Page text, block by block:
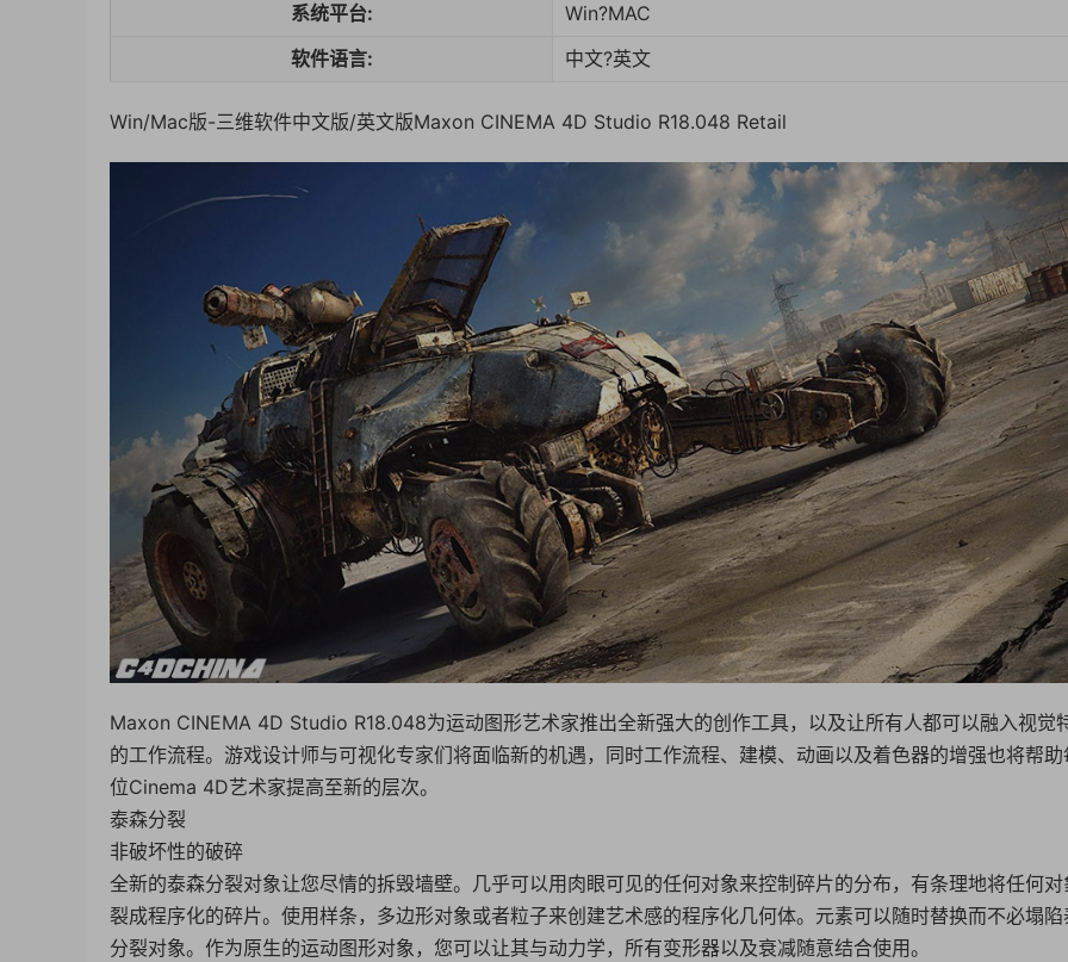
系统平台:
Win?MAC
软件语言:
中文?英文
Win/Mac版-三维软件中文版/英文版Maxon CINEMA 4D Studio R18.048 Retail
Maxon CINEMA 4D Studio R18.048为运动图形艺术家推出全新强大的创作工具，以及让所有人都可以融入视觉
的工作流程。游戏设计师与可视化专家们将面临新的机遇，同时工作流程、建模、动画以及着色器的增强也将帮助
位Cinema 4D艺术家提高至新的层次。
泰森分裂
非破坏性的破碎
全新的泰森分裂对象让您尽情的拆毁墙壁。几乎可以用肉眼可见的任何对象来控制碎片的分布，有条理地将任何对
裂成程序化的碎片。使用样条，多边形对象或者粒子来创建艺术感的程序化几何体。元素可以随时替换而不必塌陷
分裂对象。作为原生的运动图形对象，您可以让其与动力学，所有变形器以及衰减随意结合使用。